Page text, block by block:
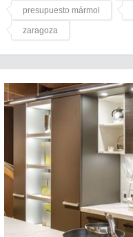
presupuesto mármol
zaragoza